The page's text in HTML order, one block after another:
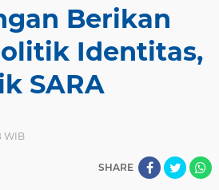
Berikan
Identitas,
SARA
WIB
SHARE